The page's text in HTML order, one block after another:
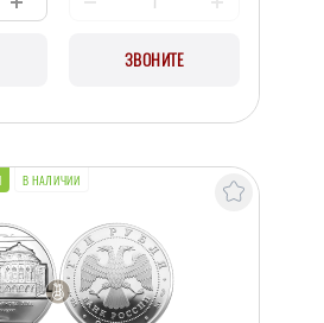
ЗВОНИТЕ
В НАЛИЧИИ